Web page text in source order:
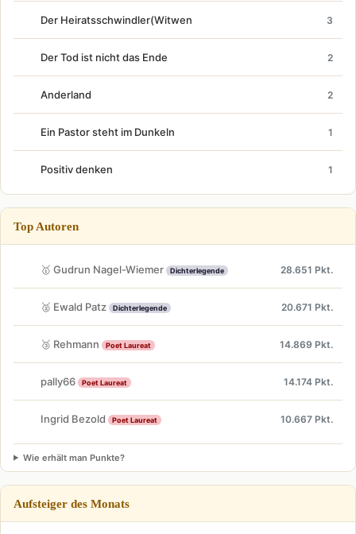
Der Heiratsschwindler(Witwen 3
Der Tod ist nicht das Ende 2
Anderland 2
Ein Pastor steht im Dunkeln 1
Positiv denken 1
Top Autoren
🥇 Gudrun Nagel-Wiemer Dichterlegende 28.651 Pkt.
🥈 Ewald Patz Dichterlegende 20.671 Pkt.
🥉 Rehmann Poet Laureat 14.869 Pkt.
pally66 Poet Laureat 14.174 Pkt.
Ingrid Bezold Poet Laureat 10.667 Pkt.
Wie erhält man Punkte?
Aufsteiger des Monats